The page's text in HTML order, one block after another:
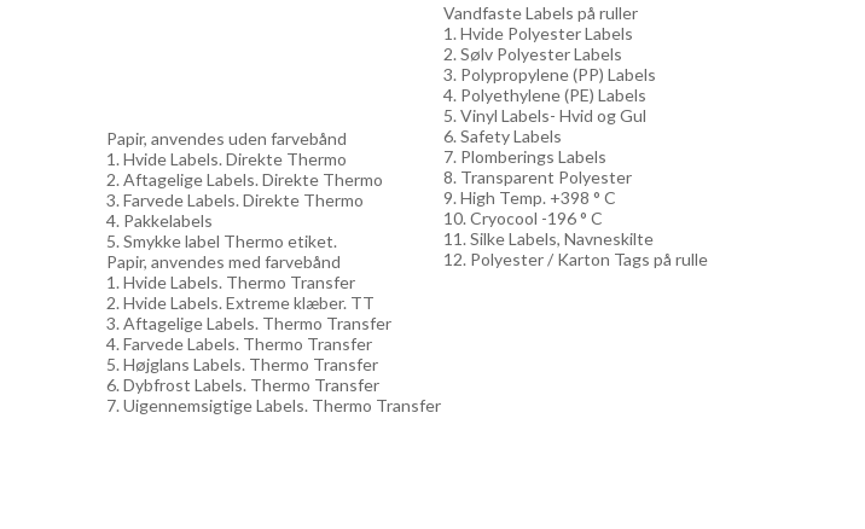
Papir, anvendes uden farvebånd
1. Hvide Labels. Direkte Thermo
2. Aftagelige Labels. Direkte Thermo
3. Farvede Labels. Direkte Thermo
4. Pakkelabels
5. Smykke label Thermo etiket.
Papir, anvendes med farvebånd
1. Hvide Labels. Thermo Transfer
2. Hvide Labels. Extreme klæber. TT
3. Aftagelige Labels. Thermo Transfer
4. Farvede Labels. Thermo Transfer
5. Højglans Labels. Thermo Transfer
6. Dybfrost Labels. Thermo Transfer
7. Uigennemsigtige Labels. Thermo Transfer
Vandfaste Labels på ruller
1. Hvide Polyester Labels
2. Sølv Polyester Labels
3. Polypropylene (PP) Labels
4. Polyethylene (PE) Labels
5. Vinyl Labels- Hvid og Gul
6. Safety Labels
7. Plomberings Labels
8. Transparent Polyester
9. High Temp. +398 ° C
10. Cryocool -196 ° C
11. Silke Labels, Navneskilte
12. Polyester / Karton Tags på rulle